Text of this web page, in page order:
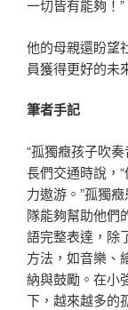
一切皆有能夠！”
他的母親還盼望
員獲得更好的未
筆者手記
“孤獨癥孩子吹
長們交通時說，
力遨游。”孤獨
隊能夠幫助他們
語完整表達，除
方法，如音樂、
納與鼓勵。在小
下，越來越多的